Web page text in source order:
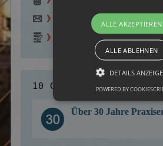
info@deutsche-detektei.de
Zum Kontaktformular
10 GRÜNDE FÜR UNS:
Über 30 Jahre
ALLE AKZEPTIEREN
ALLE ABLEHNEN
DETAILS
POWERED BY